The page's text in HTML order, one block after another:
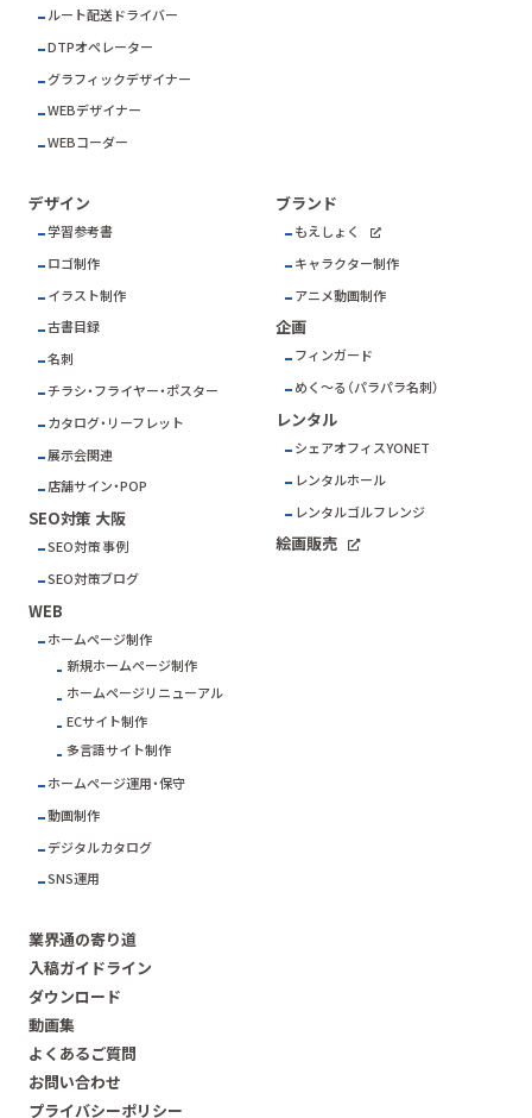
ルート配送ドライバー
DTPオペレーター
グラフィックデザイナー
WEBデザイナー
WEBコーダー
デザイン
学習参考書
ロゴ制作
イラスト制作
古書目録
名刺
チラシ・フライヤー・ポスター
カタログ・リーフレット
展示会関連
店舗サイン・POP
SEO対策 大阪
SEO対策 事例
SEO対策ブログ
WEB
ホームページ制作
新規ホームページ制作
ホームページリニューアル
ECサイト制作
多言語サイト制作
ホームページ運用・保守
動画制作
デジタルカタログ
SNS運用
ブランド
もえしょく
キャラクター制作
アニメ動画制作
企画
フィンガード
めく～る（パラパラ名刺）
レンタル
シェアオフィスYONET
レンタルホール
レンタルゴルフレンジ
絵画販売
業界通の寄り道
入稿ガイドライン
ダウンロード
動画集
よくあるご質問
お問い合わせ
プライバシーポリシー